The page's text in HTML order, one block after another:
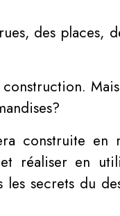
des places,
construite en
réaliser en
secrets du